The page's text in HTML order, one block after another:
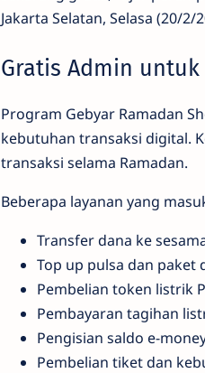
Jakarta Selatan, Selasa (20/2/
Gratis Admin
Program Gebyar Ramadan
kebutuhan transaksi digital.
transaksi selama Ramadan.
Beberapa layanan yang
Transfer dana ke
Top up pulsa dan paket
Pembelian token listrik
Pembayaran tagihan
Pengisian saldo e-
Pembelian tiket dan